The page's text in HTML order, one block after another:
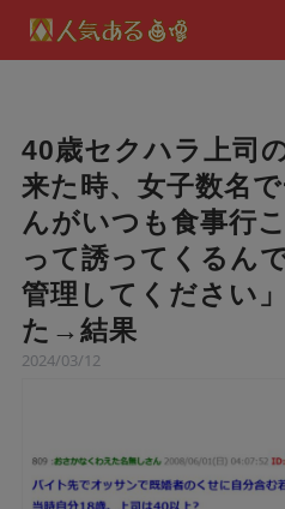
40歳セクハラ上司
来た時、女子数名
んがいつも食事行
って誘ってくるん
管理してください
た→結果
2024/03/12